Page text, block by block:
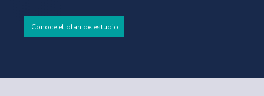
Conoce el plan de estudio